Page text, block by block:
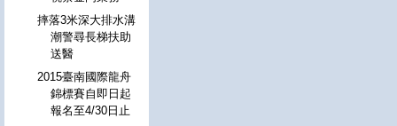
摔落3米深大排水溝
潮警尋長梯扶助
送醫
2015臺南國際龍舟
錦標賽自即日起
報名至4/30日止